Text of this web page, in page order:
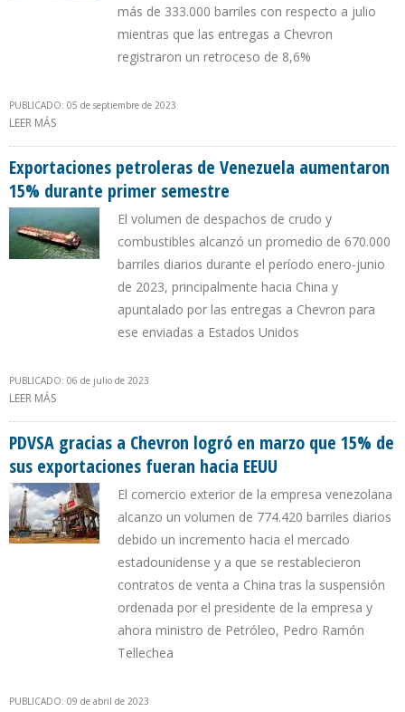
más de 333.000 barriles con respecto a julio
mientras que las entregas a Chevron
registraron un retroceso de 8,6%
PUBLICADO: 05 de septiembre de 2023
LEER MÁS
AGOSTO DE 2023
Exportaciones petroleras de Venezuela aumentaron
15% durante primer semestre
El volumen de despachos de crudo y
combustibles alcanzó un promedio de 670.000
barriles diarios durante el período enero-junio
de 2023, principalmente hacia China y
apuntalado por las entregas a Chevron para
ese enviadas a Estados Unidos
PUBLICADO: 06 de julio de 2023
LEER MÁS
PDVSA gracias a Chevron logró en marzo que 15% de
sus exportaciones fueran hacia EEUU
El comercio exterior de la empresa venezolana
alcanzo un volumen de 774.420 barriles diarios
debido un incremento hacia el mercado
estadounidense y a que se restablecieron
contratos de venta a China tras la suspensión
ordenada por el presidente de la empresa y
ahora ministro de Petróleo, Pedro Ramón
Tellechea
PUBLICADO: 09 de abril de 2023